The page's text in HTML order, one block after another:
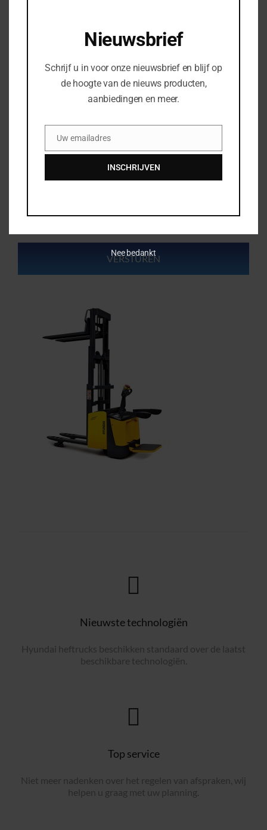
Uw telefoonnummer
Uw vraag of opmerking
Nieuwste technologiën
Hyundai heftrucks beschikken standaard over de laatst
beschikbare technologiën.
Top service
Niet meer nadenken over het regelen van afspraken, wij
helpen u graag met uw planning.
Nieuwsbrief
Schrijf u in voor onze nieuwsbrief en blijf op
de hoogte van de nieuws producten,
aanbiedingen en meer.
EmailUw emailadres
INSCHRIJVEN
Nee bedankt